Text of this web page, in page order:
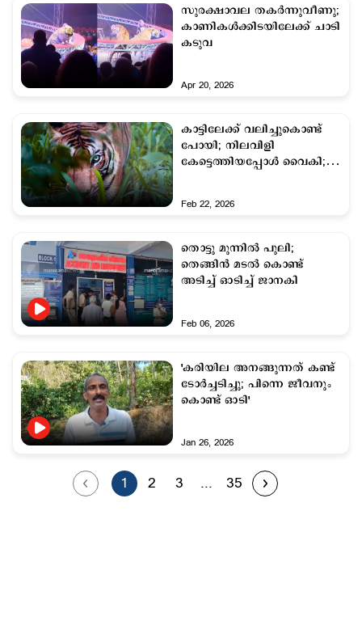
സുരക്ഷാവല തകര്‍ന്നുവീണു;
കാണികള്‍ക്കിടയിലേക്ക് ചാടി
കടുവ
Apr 20, 2026
കാട്ടിലേക്ക് വലിച്ചുകൊണ്ട്
പോയി; നിലവിളി
കേട്ടെത്തിയപ്പോള്‍ വൈകി;
Feb 22, 2026
തൊട്ടു മുന്നില്‍ പുലി;
തെങ്ങിൻ മടൽ കൊണ്ട്
അടിച്ച് ഓടിച്ച് ജാനകി
Feb 06, 2026
'കരിയില അനങ്ങുന്നത് കണ്ട്
ടോര്‍ച്ചടിച്ചു; പിന്നെ ജീവനും
കൊണ്ട് ഓടി'
Jan 26, 2026
1 2 3 ... 35